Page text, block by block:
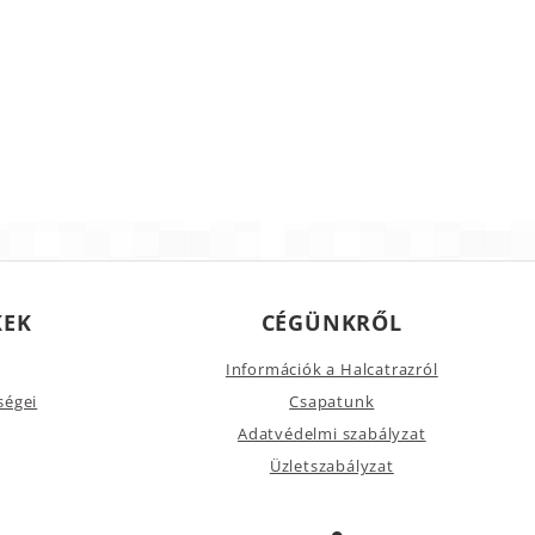
CÉGÜNKRŐL
Információk a Halcatrazról
Csapatunk
Adatvédelmi szabályzat
Üzletszabályzat